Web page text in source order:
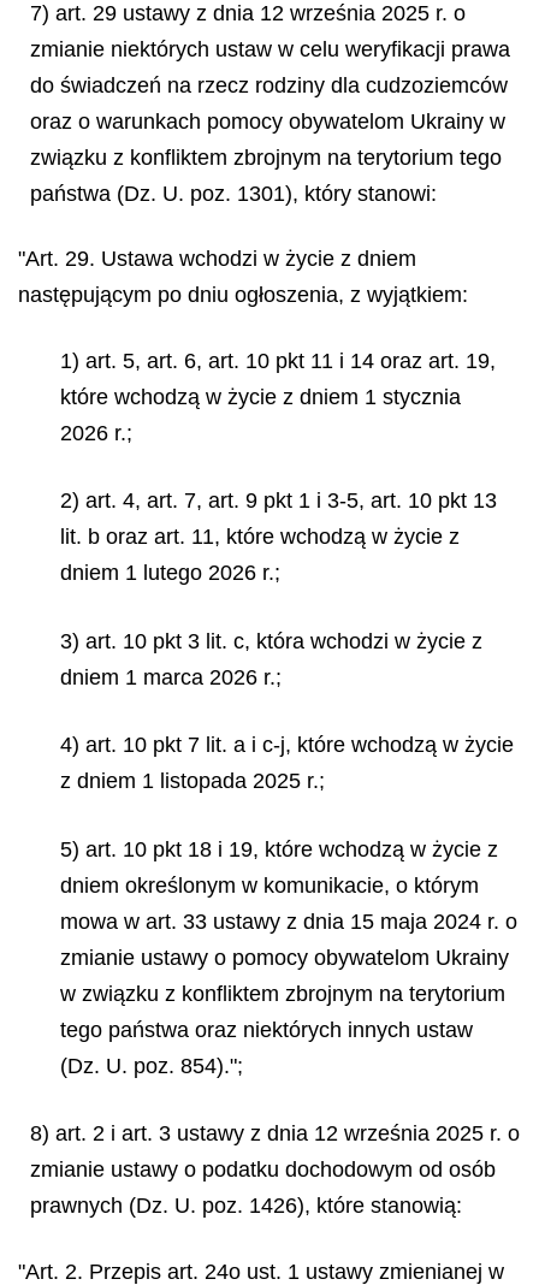
7) art. 29 ustawy z dnia 12 września 2025 r. o
zmianie niektórych ustaw w celu weryfikacji prawa
do świadczeń na rzecz rodziny dla cudzoziemców
oraz o warunkach pomocy obywatelom Ukrainy w
związku z konfliktem zbrojnym na terytorium tego
państwa (Dz. U. poz. 1301), który stanowi:
"Art. 29. Ustawa wchodzi w życie z dniem
następującym po dniu ogłoszenia, z wyjątkiem:
1) art. 5, art. 6, art. 10 pkt 11 i 14 oraz art. 19,
które wchodzą w życie z dniem 1 stycznia
2026 r.;
2) art. 4, art. 7, art. 9 pkt 1 i 3-5, art. 10 pkt 13
lit. b oraz art. 11, które wchodzą w życie z
dniem 1 lutego 2026 r.;
3) art. 10 pkt 3 lit. c, która wchodzi w życie z
dniem 1 marca 2026 r.;
4) art. 10 pkt 7 lit. a i c-j, które wchodzą w życie
z dniem 1 listopada 2025 r.;
5) art. 10 pkt 18 i 19, które wchodzą w życie z
dniem określonym w komunikacie, o którym
mowa w art. 33 ustawy z dnia 15 maja 2024 r. o
zmianie ustawy o pomocy obywatelom Ukrainy
w związku z konfliktem zbrojnym na terytorium
tego państwa oraz niektórych innych ustaw
(Dz. U. poz. 854).";
8) art. 2 i art. 3 ustawy z dnia 12 września 2025 r. o
zmianie ustawy o podatku dochodowym od osób
prawnych (Dz. U. poz. 1426), które stanowią:
"Art. 2. Przepis art. 24o ust. 1 ustawy zmienianej w